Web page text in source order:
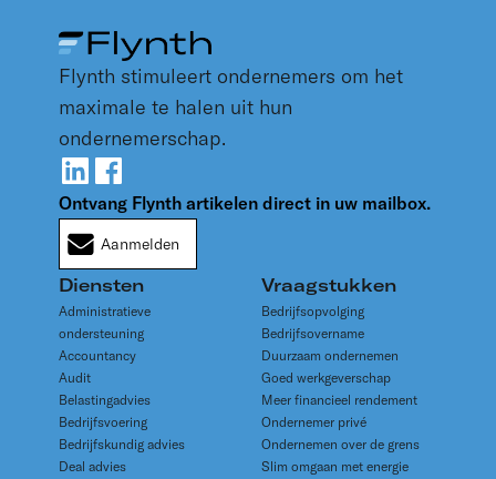
Flynth stimuleert ondernemers om het
maximale te halen uit hun
ondernemerschap.
Ontvang Flynth artikelen direct in uw mailbox.
Aanmelden
Diensten
Administratieve
ondersteuning
Accountancy
Audit
Belastingadvies
Bedrijfsvoering
Bedrijfskundig advies
Deal advies
Vraagstukken
Bedrijfsopvolging
Bedrijfsovername
Duurzaam ondernemen
Goed werkgeverschap
Meer financieel rendement
Ondernemer privé
Ondernemen over de grens
Slim omgaan met energie